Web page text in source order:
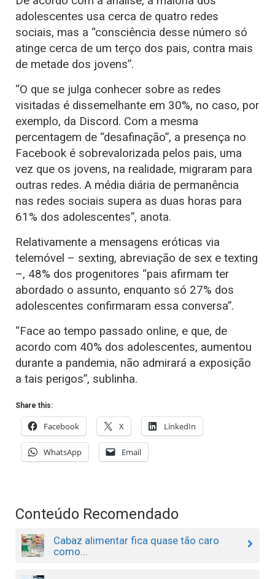
adolescentes usa cerca de quatro redes
sociais, mas a “consciência desse número só
atinge cerca de um terço dos pais, contra mais
de metade dos jovens”.
“O que se julga conhecer sobre as redes
visitadas é dissemelhante em 30%, no caso, por
exemplo, da Discord. Com a mesma
percentagem de “desafinação”, a presença no
Facebook é sobrevalorizada pelos pais, uma
vez que os jovens, na realidade, migraram para
outras redes. A média diária de permanência
nas redes sociais supera as duas horas para
61% dos adolescentes”, anota.
Relativamente a mensagens eróticas via
telemóvel – sexting, abreviação de sex e texting
–, 48% dos progenitores “pais afirmam ter
abordado o assunto, enquanto só 27% dos
adolescentes confirmaram essa conversa”.
“Face ao tempo passado online, e que, de
acordo com 40% dos adolescentes, aumentou
durante a pandemia, não admirará a exposição
a tais perigos”, sublinha.
Share this:
Facebook X LinkedIn
WhatsApp Email
Conteúdo Recomendado
Cabaz alimentar fica quase tão caro
como...